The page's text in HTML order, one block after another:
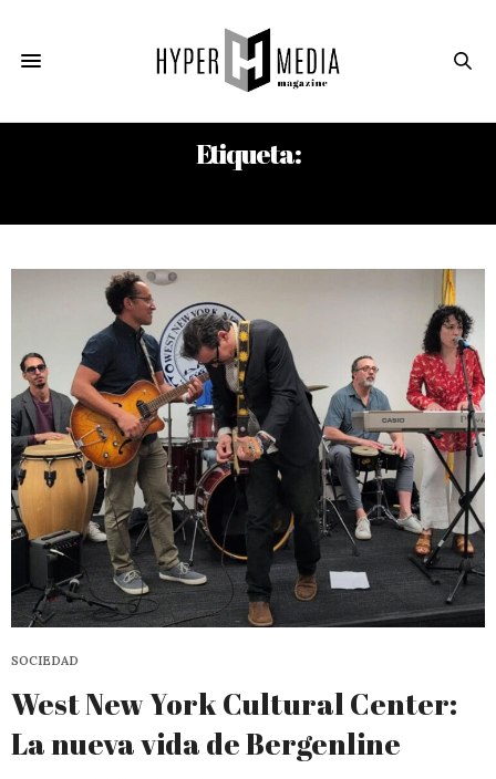
Etiqueta:
SOCIEDAD
West New York Cultural Center:
La nueva vida de Bergenline